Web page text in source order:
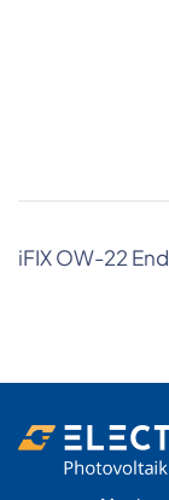
iFIX OW-22